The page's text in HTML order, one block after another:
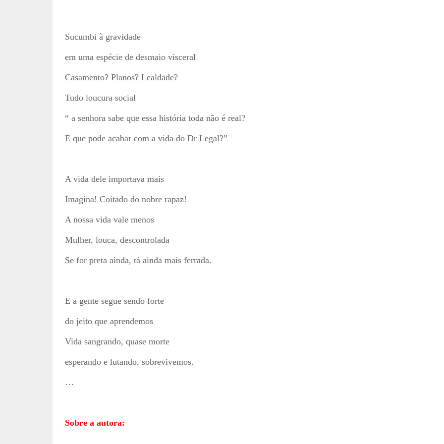
Sucumbi à gravidade
em uma espécie de desmaio visceral
Casamento? Planos? Lealdade?
Tudo loucura social
“ a senhora sabe que essa história toda não é real?
E que pode acabar com a vida do Dr Legal?”
A vida dele importava mais
Imagina! Coitado do nobre rapaz!
A nossa vida vale menos
Mulher, louca, descontrolada
Se for preta ainda, tá ainda mais ferrada.
E a gente segue sendo forte
do jeito que aprendemos
Vida sangrando, quase morte
esperando e lutando, sobrevivemos.
…
Sobre a autora: